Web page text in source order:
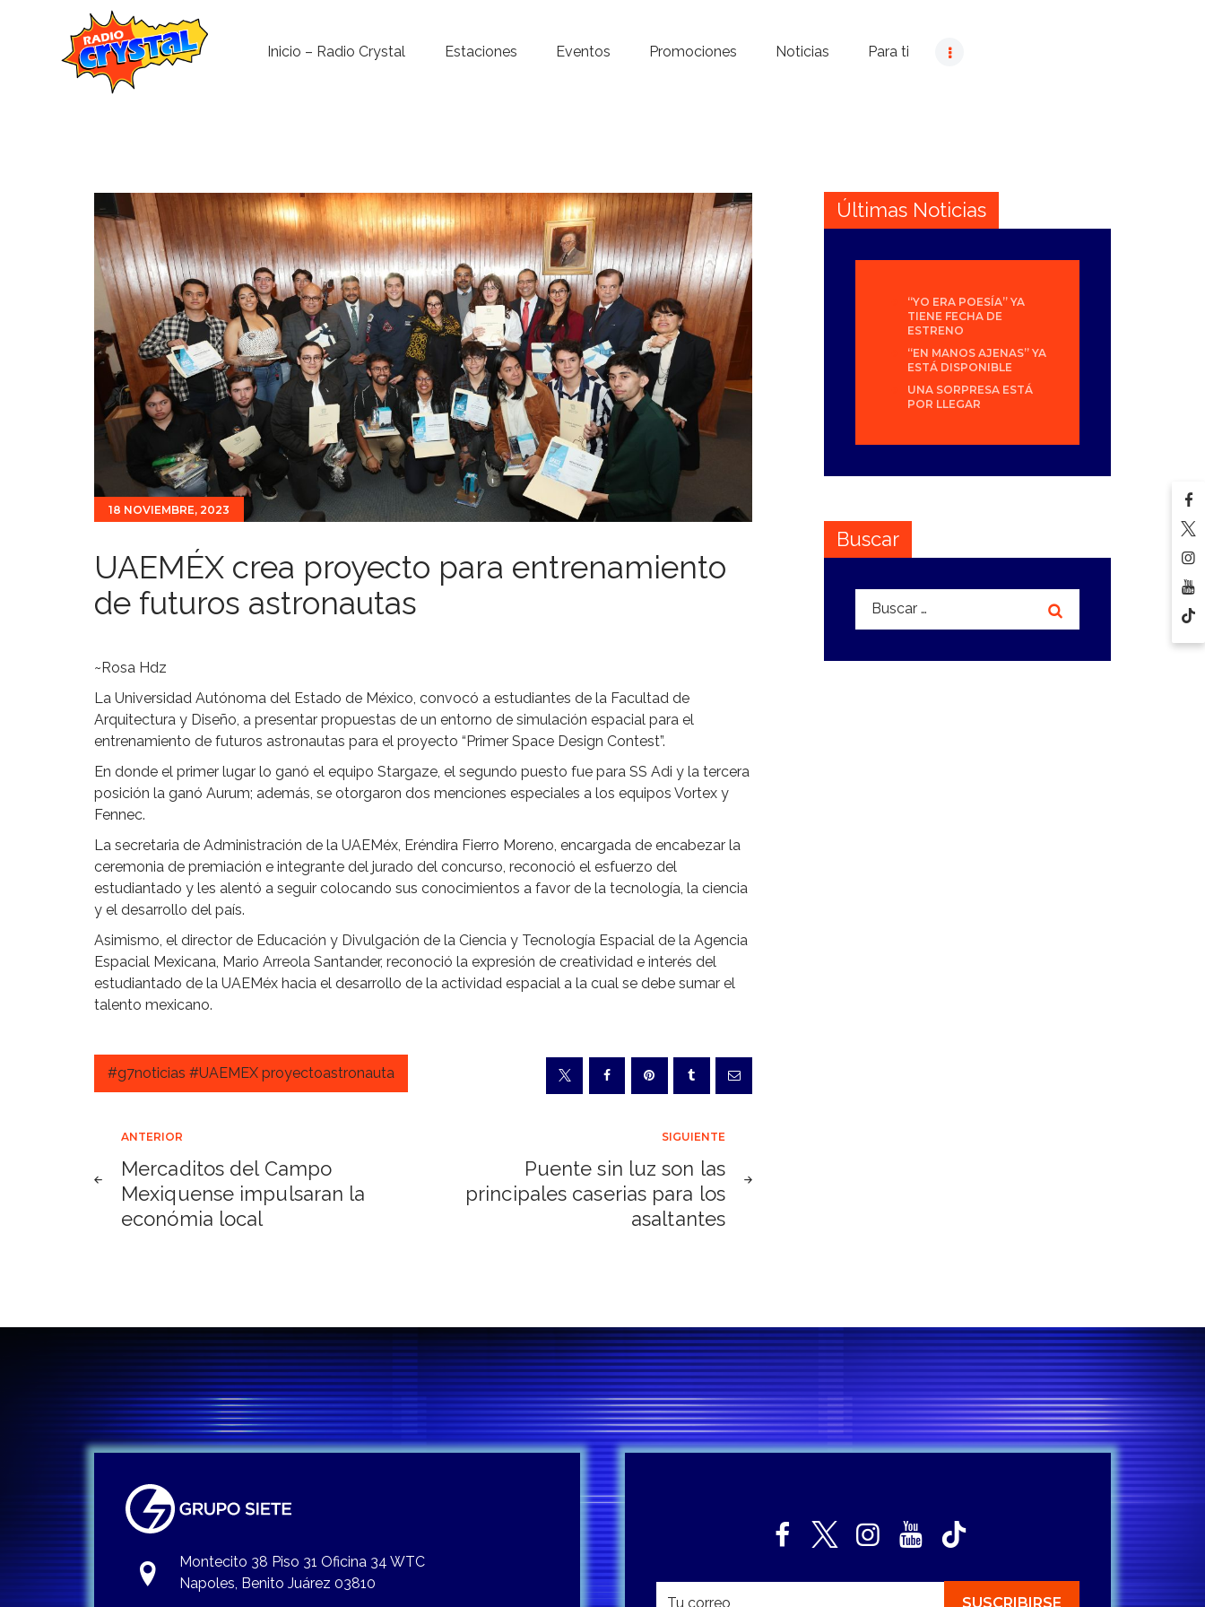
Inicio – Radio Crystal Estaciones Eventos Promociones Noticias Para ti
Noticias
Para ti
Contacto
18 NOVIEMBRE, 2023
UAEMÉX crea proyecto para entrenamiento
de futuros astronautas
~Rosa Hdz
La Universidad Autónoma del Estado de México, convocó a estudiantes de la Facultad de
Arquitectura y Diseño, a presentar propuestas de un entorno de simulación espacial para el
entrenamiento de futuros astronautas para el proyecto “Primer Space Design Contest”.
En donde el primer lugar lo ganó el equipo Stargaze, el segundo puesto fue para SS Adi y la tercera
posición la ganó Aurum; además, se otorgaron dos menciones especiales a los equipos Vortex y
Fennec.
La secretaria de Administración de la UAEMéx, Eréndira Fierro Moreno, encargada de encabezar la
ceremonia de premiación e integrante del jurado del concurso, reconoció el esfuerzo del
estudiantado y les alentó a seguir colocando sus conocimientos a favor de la tecnología, la ciencia
y el desarrollo del país.
Asimismo, el director de Educación y Divulgación de la Ciencia y Tecnología Espacial de la Agencia
Espacial Mexicana, Mario Arreola Santander, reconoció la expresión de creatividad e interés del
estudiantado de la UAEMéx hacia el desarrollo de la actividad espacial a la cual se debe sumar el
talento mexicano.
#g7noticias #UAEMEX proyectoastronauta
Navegación
de
entradas
ANTERIOR
Mercaditos del Campo
Mexiquense impulsaran la
económia local
SIGUIENTE
Puente sin luz son las
principales caserias para los
asaltantes
Últimas Noticias
“YO ERA POESÍA” YA
TIENE FECHA DE
ESTRENO
“EN MANOS AJENAS” YA
ESTÁ DISPONIBLE
UNA SORPRESA ESTÁ
POR LLEGAR
Buscar
Buscar:
Montecito 38 Piso 31 Oficina 34 WTC
Napoles, Benito Juárez 03810